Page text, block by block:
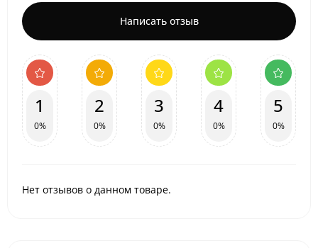
Написать отзыв
1
0%
2
0%
3
0%
4
0%
5
0%
Нет отзывов о данном товаре.